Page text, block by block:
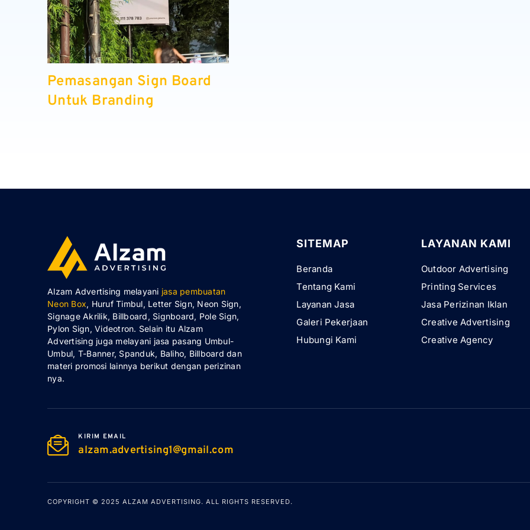
Pemasangan Sign Board
Untuk Branding
Alzam Advertising melayani jasa pembuatan
Neon Box, Huruf Timbul, Letter Sign, Neon Sign,
Signage Akrilik, Billboard, Signboard, Pole Sign,
Pylon Sign, Videotron. Selain itu Alzam
Advertising juga melayani jasa pasang Umbul-
Umbul, T-Banner, Spanduk, Baliho, Billboard dan
materi promosi lainnya berikut dengan perizinan
nya.
SITEMAP
Beranda
Tentang Kami
Layanan Jasa
Galeri Pekerjaan
Hubungi Kami
LAYANAN KAMI
Outdoor Advertising
Printing Services
Jasa Perizinan Iklan
Creative Advertising
Creative Agency
KIRIM EMAIL
alzam.advertising1@gmail.com
COPYRIGHT © 2025 ALZAM ADVERTISING. ALL RIGHTS RESERVED.